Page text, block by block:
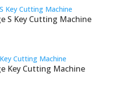
S Key Cutting Machine
Key Cutting Machine